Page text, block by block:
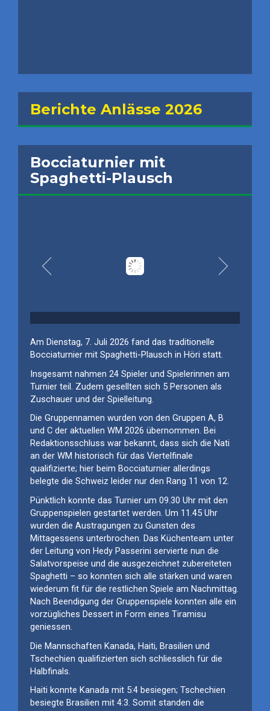
Berichte Anlässe 2026
Bocciaturnier mit
Spaghetti-Plausch
Am Dienstag, 7. Juli 2026 fand das traditionelle
Bocciaturnier mit Spaghetti-Plausch in Höri statt.
Insgesamt nahmen 24 Spieler und Spielerinnen am
Turnier teil. Zudem gesellten sich 5 Personen als
Zuschauer und der Spielleitung.
Die Gruppennamen wurden von den Gruppen A, B
und C der aktuellen WM 2026 übernommen. Bei
Redaktionsschluss war bekannt, dass sich die Nati
an der WM historisch für das Viertelfinale
qualifizierte; hier beim Bocciaturnier allerdings
belegte die Schweiz leider nur den Rang 1 1 von 12.
Pünktlich konnte das Turnier um 09.30 Uhr mit den
Gruppenspielen gestartet werden. Um 11.45 Uhr
wurden die Austragungen zu Gunsten des
Mittagessens unterbrochen. Das Küchenteam unter
der Leitung von Hedy Passerini servierte nun die
Salatvorspeise und die ausgezeichnet zubereiteten
Spaghetti – so konnten sich alle stärken und waren
wiederum fit für die restlichen Spiele am Nachmittag.
Nach Beendigung der Gruppenspiele konnten alle ein
vorzügliches Dessert in Form eines Tiramisu
geniessen.
Die Mannschaften Kanada, Haiti, Brasilien und
Tschechien qualifizierten sich schliesslich für die
Halbfinals.
Haiti konnte Kanada mit 5:4 besiegen; Tschechien
besiegte Brasilien mit 4:3. Somit standen die